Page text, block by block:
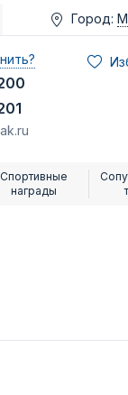
Город:
Спортивные
награды